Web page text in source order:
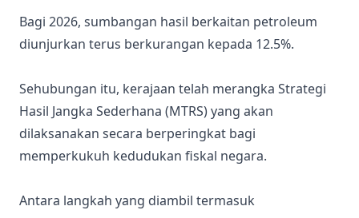
Bagi 2026, sumbangan hasil berkaitan petroleum
diunjurkan terus berkurangan kepada 12.5%.
Sehubungan itu, kerajaan telah merangka Strategi
Hasil Jangka Sederhana (MTRS) yang akan
dilaksanakan secara berperingkat bagi
memperkukuh kedudukan fiskal negara.
Antara langkah yang diambil termasuk